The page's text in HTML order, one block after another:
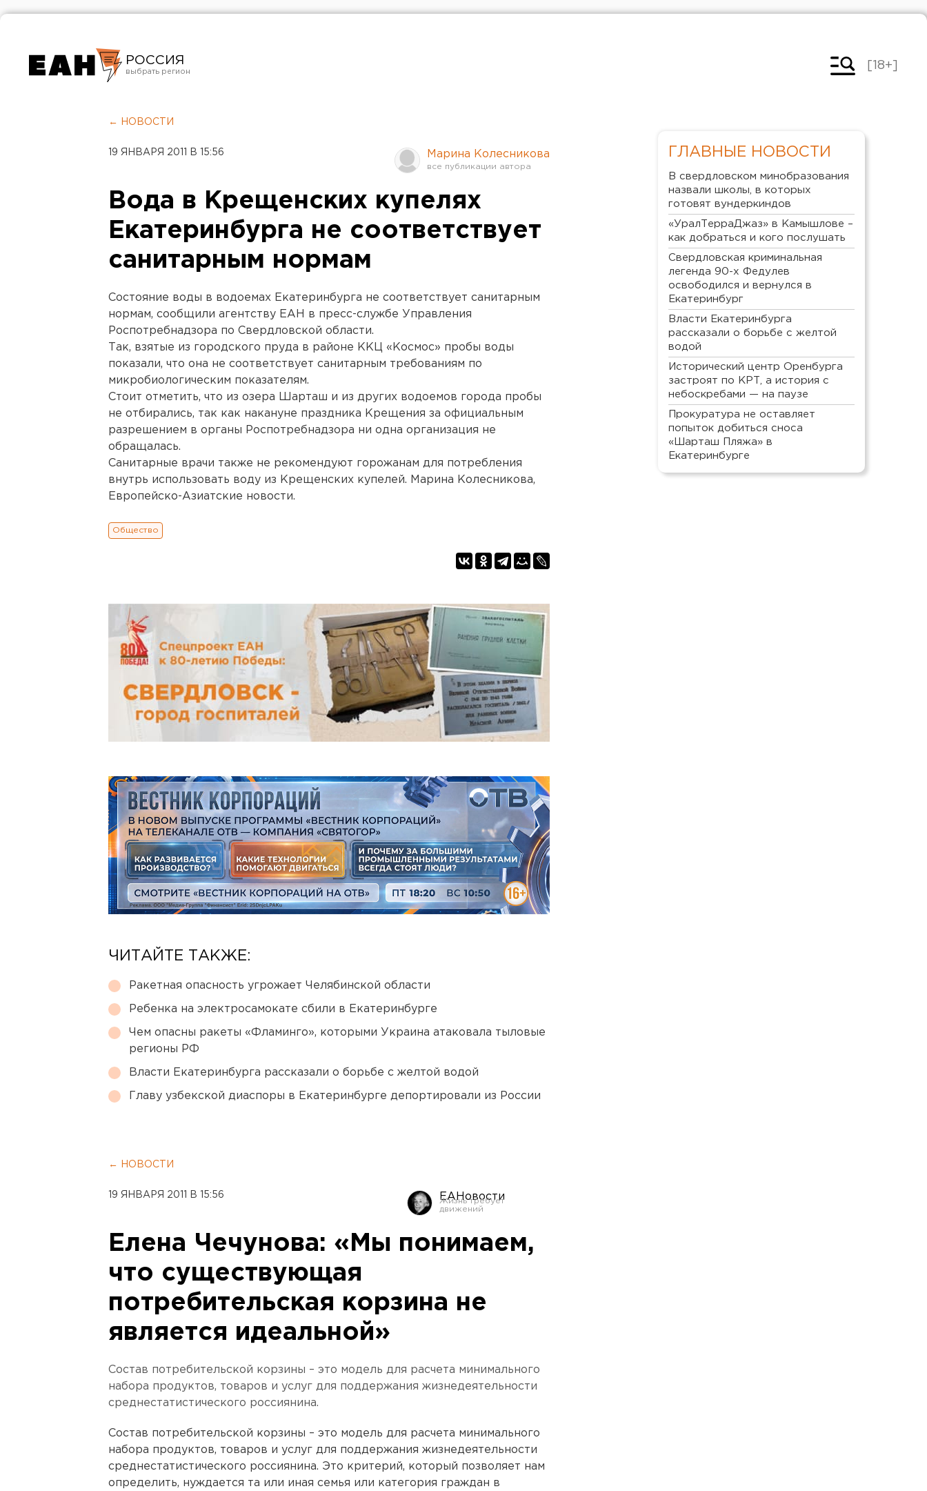
РОССИЯ
Челябинск
[18+]
← НОВОСТИ
19 ЯНВАРЯ 2011 В 15:56 Марина Колесникова
Вода в Крещенских купелях
Екатеринбурга не соответствует
санитарным нормам
Состояние воды в водоемах Екатеринбурга не соответствует санитарным
нормам, сообщили агентству ЕАН в пресс-службе Управления
Роспотребнадзора по Свердловской области.
Так, взятые из городского пруда в районе ККЦ «Космос» пробы воды
показали, что она не соответствует санитарным требованиям по
микробиологическим показателям.
Стоит отметить, что из озера Шарташ и из других водоемов города пробы
не отбирались, так как накануне праздника Крещения за официальным
разрешением в органы Роспотребнадзора ни одна организация не
обращалась.
Санитарные врачи также не рекомендуют горожанам для потребления
внутрь использовать воду из Крещенских купелей. Марина Колесникова,
Европейско-Азиатские новости.
Общество
ЧИТАЙТЕ ТАКЖЕ:
Ракетная опасность угрожает Челябинской области
Ребенка на электросамокате сбили в Екатеринбурге
Чем опасны ракеты «Фламинго», которыми Украина атаковала тыловые
регионы РФ
Власти Екатеринбурга рассказали о борьбе с желтой водой
Главу узбекской диаспоры в Екатеринбурге депортировали из России
← НОВОСТИ
19 ЯНВАРЯ 2011 В 15:56 ЕАНовости
Елена Чечунова: «Мы понимаем,
что существующая
потребительская корзина не
является идеальной»
Состав потребительской корзины – это модель для расчета минимального
набора продуктов, товаров и услуг для поддержания жизнедеятельности
среднестатистического россиянина.
Состав потребительской корзины – это модель для расчета минимального
набора продуктов, товаров и услуг для поддержания жизнедеятельности
среднестатистического россиянина. Это критерий, который позволяет нам
определить, нуждается та или иная семья или категория граждан в
ГЛАВНЫЕ НОВОСТИ
В свердловском минобразования
назвали школы, в которых
готовят вундеркиндов
«УралТерраДжаз» в Камышлове –
как добраться и кого послушать
Свердловская криминальная
легенда 90-х Федулев
освободился и вернулся в
Екатеринбург
Власти Екатеринбурга
рассказали о борьбе с желтой
водой
Исторический центр Оренбурга
застроят по КРТ, а история с
небоскребами — на паузе
Прокуратура не оставляет
попыток добиться сноса
«Шарташ Пляжа» в
Екатеринбурге